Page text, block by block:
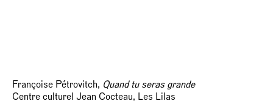
Françoise Pétrovitch, Quand tu seras grande
Centre culturel Jean Cocteau, Les Lilas